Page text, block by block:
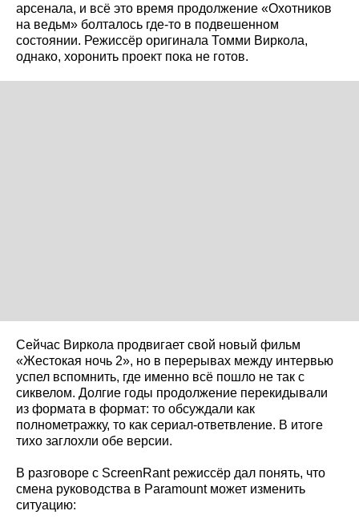
арсенала, и всё это время продолжение «Охотников
на ведьм» болталось где-то в подвешенном
состоянии. Режиссёр оригинала Томми Виркола,
однако, хоронить проект пока не готов.
Сейчас Виркола продвигает свой новый фильм
«Жестокая ночь 2», но в перерывах между интервью
успел вспомнить, где именно всё пошло не так с
сиквелом. Долгие годы продолжение перекидывали
из формата в формат: то обсуждали как
полнометражку, то как сериал-ответвление. В итоге
тихо заглохли обе версии.
В разговоре с ScreenRant режиссёр дал понять, что
смена руководства в Paramount может изменить
ситуацию: